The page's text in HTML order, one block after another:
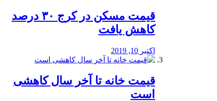
️قیمت مسکن در کرج ۳۰ درصد
کاهش یافت
اکتبر 10, 2019
قیمت خانه تا آخر سال کاهشی
است